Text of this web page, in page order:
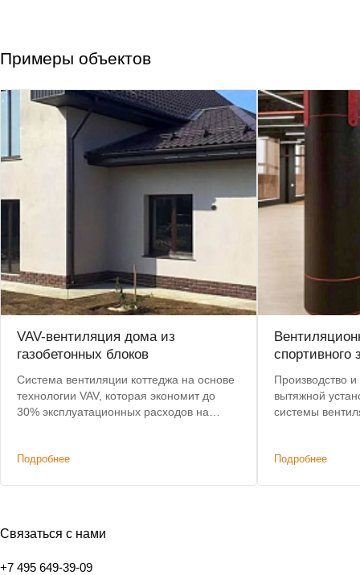
Примеры объектов
VAV-вентиляция дома из
газобетонных блоков
Система вентиляции коттеджа на основе
технологии VAV, которая экономит до
30% эксплуатационных расходов на
Подробнее
спортивного
Производство
вытяжной
системы
Подробнее
Связаться с нами
+7 495 649-39-09